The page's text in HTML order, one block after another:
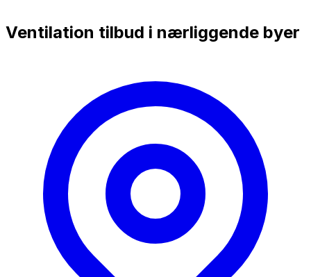
Ventilation tilbud i nærliggende byer